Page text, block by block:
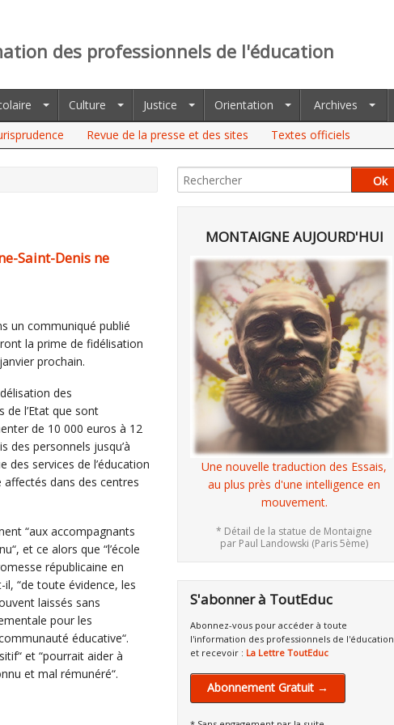
des professionnels de l'éducation
Culture Justice Orientation
Archives
Revue de la presse et des sites Textes officiels
Saint-Denis ne
un communiqué publié
la prime de fidélisation
prochain.
des
l’Etat que sont
de 10 000 euros à 12
des personnels jusqu’à
des services de l’éducation
affectés dans des centres
“aux accompagnants
et ce alors que “l’école
républicaine en
“de toute évidence, les
laissés sans
pour les
éducative“.
et “pourrait aider à
et mal rémunéré“.
MONTAIGNE AUJOURD'HUI
Une nouvelle traduction des Essais,
au plus près d'une intelligence en
mouvement.
* Détail de la statue de Montaigne
par Paul Landowski (Paris 5ème)
S'abonner à ToutEduc
Abonnez-vous pour accéder à toute
l'information des professionnels de l'éducation
et recevoir : La Lettre ToutEduc
Abonnement Gratuit →